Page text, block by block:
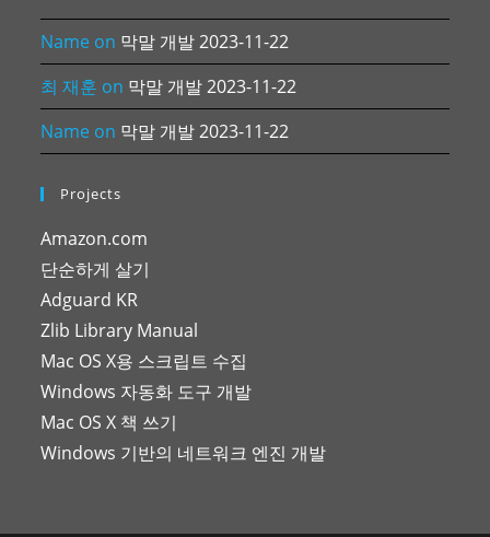
Name on 막말 개발 2023-11-22
최 재훈 on 막말 개발 2023-11-22
Name on 막말 개발 2023-11-22
Projects
Amazon.com
단순하게 살기
Adguard KR
Zlib Library Manual
Mac OS X용 스크립트 수집
Windows 자동화 도구 개발
Mac OS X 책 쓰기
Windows 기반의 네트워크 엔진 개발